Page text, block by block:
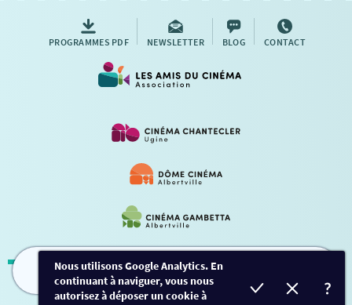
FILMS HORAIRES EVÈNEMENTS TARIFS
PROGRAMMES PDF NEWSLETTER BLOG CONTACT
Mentions légales Contact
Nous utilisons Google Analytics. En
continuant à naviguer, vous nous
autorisez à déposer un cookie à